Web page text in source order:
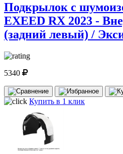
Подкрылок с
EXEED RX 2023 -
(задний левый) /
5340
Купить в 1 клик